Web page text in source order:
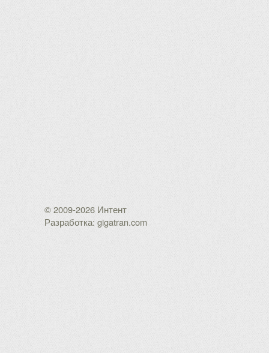
© 2009-2026 Интент
Разработка: gigatran.com